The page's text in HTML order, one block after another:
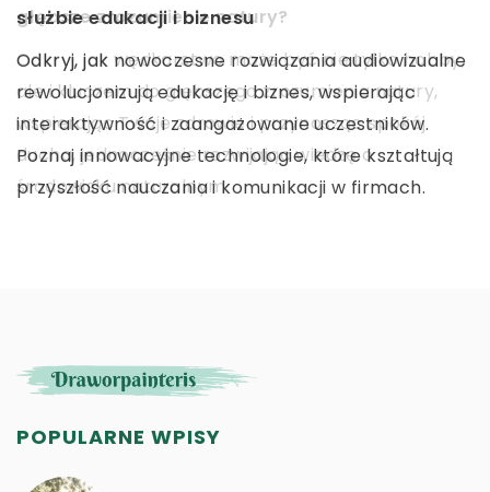
doświadczenia pacjentów w gabinetach
dentystycznych?
Odkryj, jak innowacyjne technologie
rewolucjonizują wizyty u dentysty, poprawiając
komfort pacjentów oraz skuteczność leczenia.
Zgłębiaj nowoczesne rozwiązania, które ułatwiają
głębsze zrozumienie natury?
Odkryj, jak wędkarstwo może być nie tylko hobby,
ale i kluczem do głębszego zrozumienia natury,
wspierając Twoje zdrowie i przynosząc spokój
ducha, jednocześnie rozwijając wiedzę o
środowisku naturalnym.
służbie edukacji i biznesu
Odkryj, jak nowoczesne rozwiązania audiowizualne
rewolucjonizują edukację i biznes, wspierając
interaktywność i zaangażowanie uczestników.
Poznaj innowacyjne technologie, które kształtują
przyszłość nauczania i komunikacji w firmach.
POPULARNE WPISY